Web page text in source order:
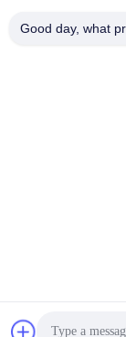
ডিসকাউন্ট এবং আরো জন্য
সরবরাহকারী।
Good day, what